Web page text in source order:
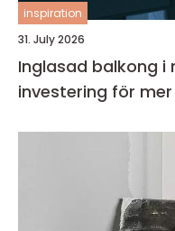
inspiration
31. July 2026
Inglasad balkong i
investering för